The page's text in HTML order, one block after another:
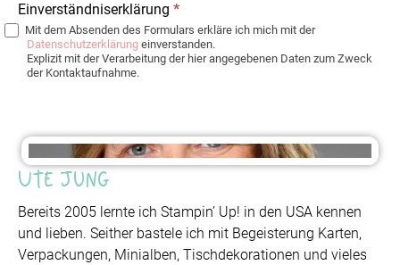
Einverständniserklärung *
Mit dem Absenden des Formulars erkläre ich mich mit der
Datenschutzerklärung einverstanden.
Explizit mit der Verarbeitung der hier angegebenen Daten zum Zweck
der Kontaktaufnahme.
Ute Jung
Bereits 2005 lernte ich Stampin’ Up! in den USA kennen
und lieben. Seither bastele ich mit Begeisterung Karten,
Verpackungen, Minialben, Tischdekorationen und vieles